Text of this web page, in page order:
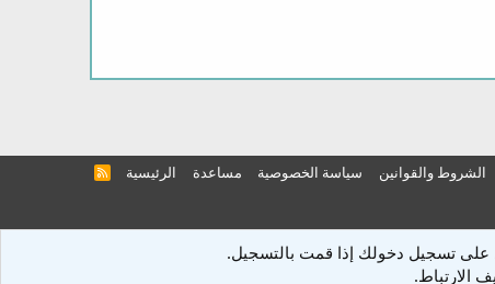
الشروط والقوانين سياسة الخصوصية مساعدة الرئيسية
R
على تسجيل دخولك إذا قمت بالتسجيل.
الارتباط.